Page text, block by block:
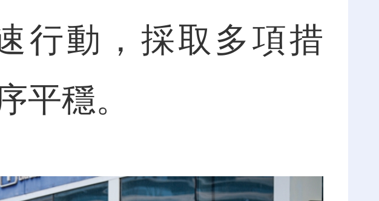
行動，採取多項措
平穩。